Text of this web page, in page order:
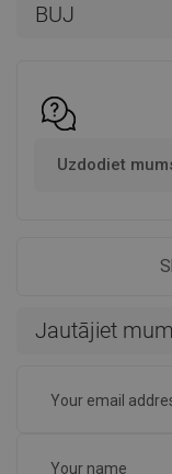
BUJ
Uzdodiet
Jautājiet